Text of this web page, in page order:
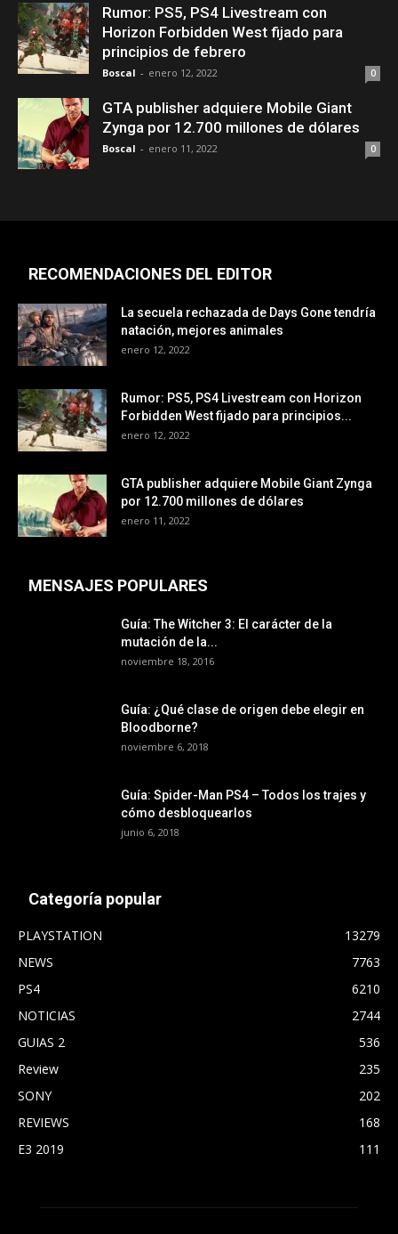
Rumor: PS5, PS4 Livestream con
Horizon Forbidden West fijado para
principios de febrero
Boscal - enero 12, 2022 0
GTA publisher adquiere Mobile Giant
Zynga por 12.700 millones de dólares
Boscal - enero 11, 2022 0
RECOMENDACIONES DEL EDITOR
La secuela rechazada de Days Gone tendría
natación, mejores animales
enero 12, 2022
Rumor: PS5, PS4 Livestream con Horizon
Forbidden West fijado para principios...
enero 12, 2022
GTA publisher adquiere Mobile Giant Zynga
por 12.700 millones de dólares
enero 11, 2022
MENSAJES POPULARES
Guía: The Witcher 3: El carácter de la
mutación de la...
noviembre 18, 2016
Guía: ¿Qué clase de origen debe elegir en
Bloodborne?
noviembre 6, 2018
Guía: Spider-Man PS4 – Todos los trajes y
cómo desbloquearlos
junio 6, 2018
Categoría popular
PLAYSTATION
13279
NEWS
7763
PS4
6210
NOTICIAS
2744
GUIAS 2
536
Review
235
SONY
202
REVIEWS
168
E3 2019
111